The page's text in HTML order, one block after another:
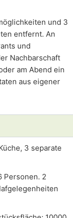
und 3
entfernt. An
und
Nachbarschaft
am Abend ein
aus eigener
3 separate
Personen. 2